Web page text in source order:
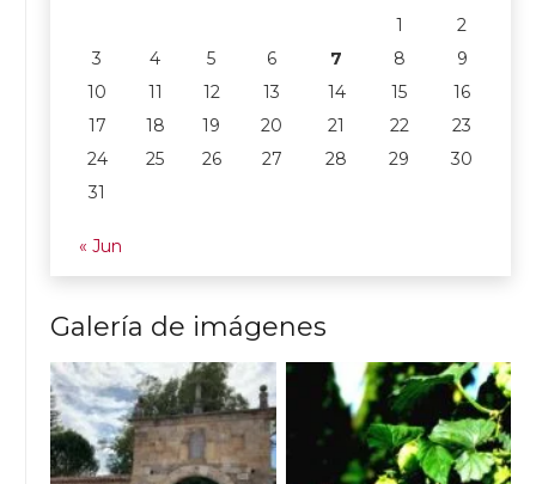
1
2
3
4 5 6 7 8
9
10
11 12 13 14 15
16
17
18 19 20 21 22
23
24
25 26 27 28 29
30
31
« Jun
Galería de imágenes